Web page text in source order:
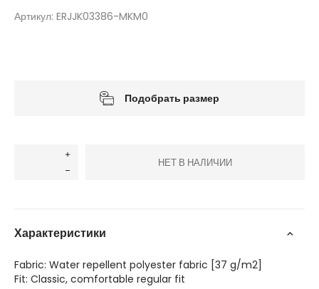
Артикул: ERJJK03386-MKM0
Подобрать размер
НЕТ В НАЛИЧИИ
Характеристики
Fabric: Water repellent polyester fabric [37 g/m2]
Fit: Classic, comfortable regular fit